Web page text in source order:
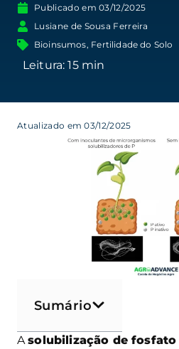
Publicado em 03/12/2025
Lusiane de Sousa Ferreira
Bioinsumos, Fertilidade do Solo
Atualizado em 03/12/2025
Sumário
Asolubilização de fosfato